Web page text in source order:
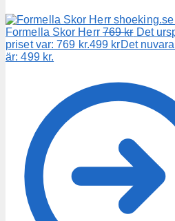
Formella Skor Herr 769kr Det
priset var: 769 kr.499 krDet
är: 499 kr.